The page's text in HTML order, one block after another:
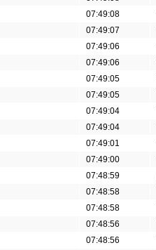
07:49:08
07:49:07
07:49:06
07:49:06
07:49:05
07:49:05
07:49:04
07:49:04
07:49:01
07:49:00
07:48:59
07:48:58
07:48:58
07:48:56
07:48:56